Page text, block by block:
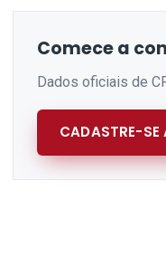
Comece a
Dados oficiais de
CADASTRE-SE